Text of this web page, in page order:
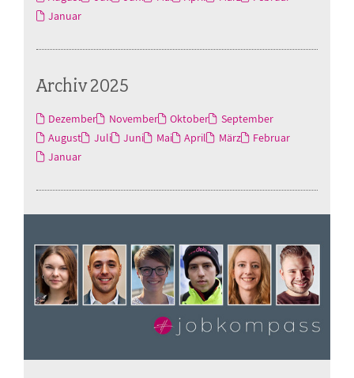
Januar
Archiv 2025
Dezember November Oktober
September
August
Juli Juni Mai April März
Februar
Januar